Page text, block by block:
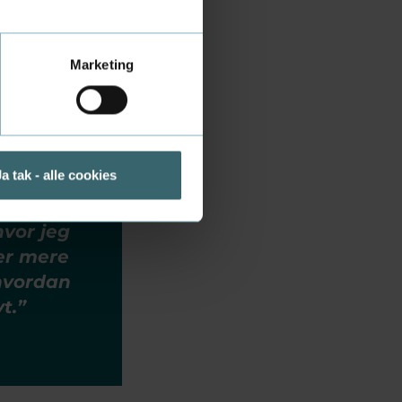
Marketing
tak - alle cookies
af
jeg
mere